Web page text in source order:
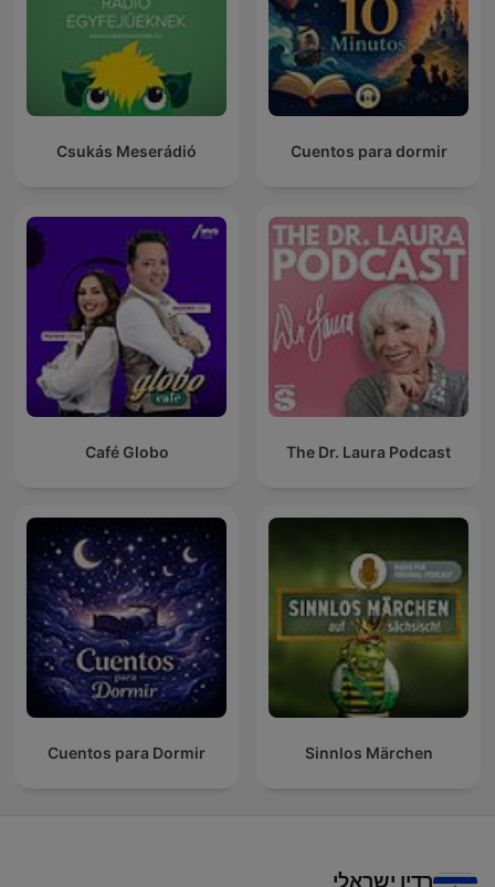
Cuentos para dormir
Csukás Meserádió
The Dr. Laura Podcast
Café Globo
Sinnlos Märchen
Cuentos para Dormir
רדיו ישראלי